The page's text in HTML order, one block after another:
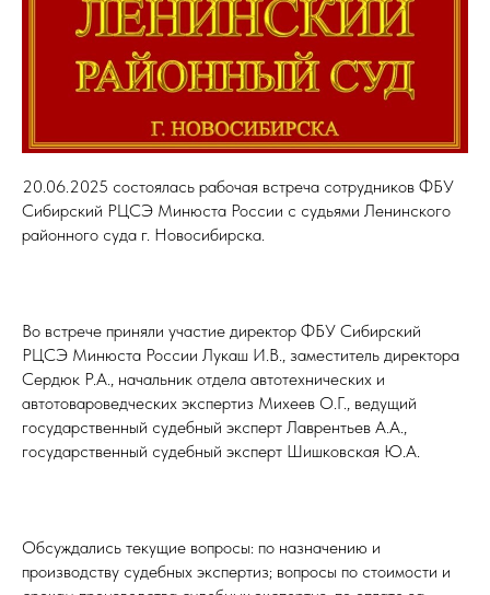
20.06.2025 состоялась рабочая встреча сотрудников ФБУ
Сибирский РЦСЭ Минюста России с судьями Ленинского
районного суда г. Новосибирска.
Во встрече приняли участие директор ФБУ Сибирский
РЦСЭ Минюста России Лукаш И.В., заместитель директора
Сердюк Р.А., начальник отдела автотехнических и
автотовароведческих экспертиз Михеев О.Г., ведущий
государственный судебный эксперт Лаврентьев А.А.,
государственный судебный эксперт Шишковская Ю.А.
Обсуждались текущие вопросы: по назначению и
производству судебных экспертиз; вопросы по стоимости и